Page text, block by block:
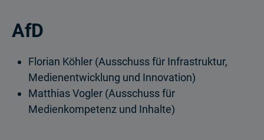
AfD
Florian Köhler (Ausschuss für Infrastruktur,
Medienentwicklung und Innovation)
Matthias Vogler (Ausschuss für
Medienkompetenz und Inhalte)